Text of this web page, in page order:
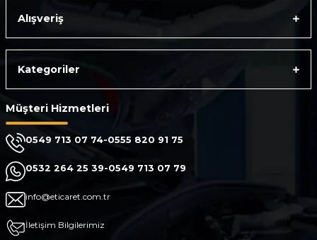
Alışveriş
Kategoriler
Müşteri Hizmetleri
0549 713 07 74-0555 820 91 75
0532 264 25 39-0549 713 07 79
info@eticaret.com.tr
İletişim Bilgilerimiz